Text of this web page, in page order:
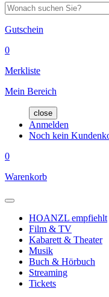
Gutschein
0
Merkliste
Mein Bereich
close
Anmelden
Noch kein
0
Warenkorb
HOANZL empfiehlt
Film & TV
Kabarett & Theater
Musik
Buch & Hörbuch
Streaming
Tickets